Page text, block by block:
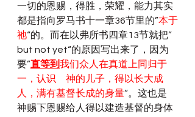
一切的恩赐，得胜，荣耀，能力其实
都是指向罗马书十一章36节里的”本于
祂“的。而在以弗所书四章13节就把”
but not yet“的原因写出来了，因为
要”直等到我们众人在真道上同归于
一，认识　神的儿子，得以长大成
人，满有基督长成的身量“。这也是
神赐下恩赐给人得以建造基督的身体